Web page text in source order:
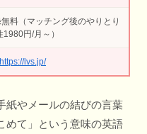
料（マッチング後のやりとり
1980円/月～）
https://lvs.jp/
紙やメールの結びの言葉
めて」という意味の英語